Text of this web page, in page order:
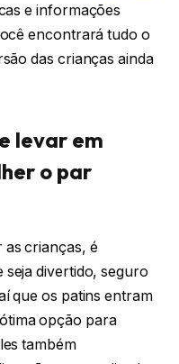
e informações
encontrará tudo o
das crianças ainda
levar em
o par
as crianças, é
divertido, seguro
que os patins entram
opção para
também